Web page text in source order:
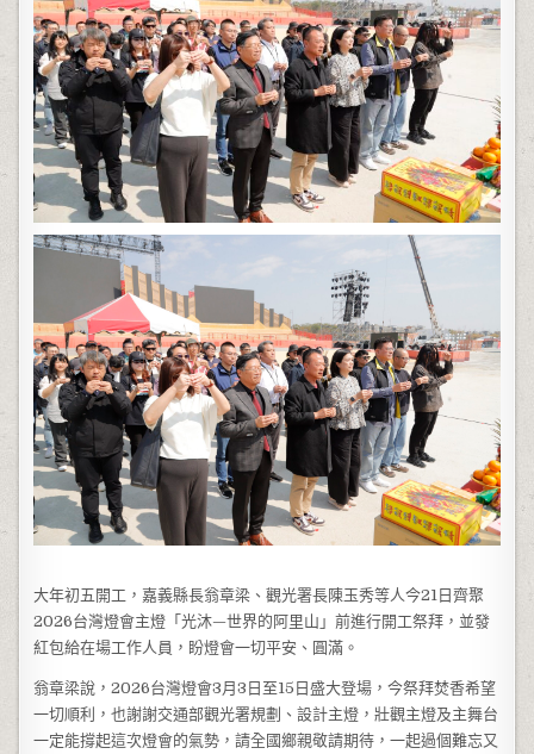
大年初五開工，嘉義縣長翁章梁、觀光署長陳玉秀等人今21日齊聚
2026台灣燈會主燈「光沐—世界的阿里山」前進行開工祭拜，並發
紅包給在場工作人員，盼燈會一切平安、圓滿。
翁章梁說，2026台灣燈會3月3日至15日盛大登場，今祭拜焚香希望
一切順利，也謝謝交通部觀光署規劃、設計主燈，壯觀主燈及主舞台
一定能撐起這次燈會的氣勢，請全國鄉親敬請期待，一起過個難忘又